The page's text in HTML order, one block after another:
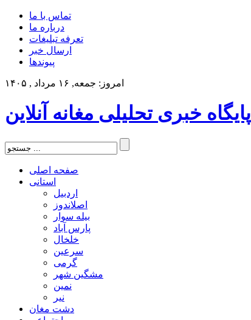
تماس با ما
درباره ما
تعرفه تبلیغات
ارسال خبر
پیوندها
امروز: جمعه, ۱۶ مرداد , ۱۴۰۵
پایگاه خبری تحلیلی مغانه آنلاین
صفحه اصلی
استانی
اردبیل
اصلاندوز
بیله سوار
پارس آباد
خلخال
سرعین
گرمی
مشگین شهر
نمین
نیر
دشت مغان